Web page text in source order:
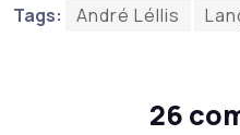
Tags: André Léllis
26